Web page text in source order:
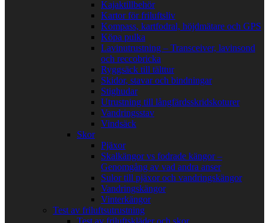
Kajaktillbehör
Kartor för friluftsliv
Kompass, kartfodral, höjdmätare och GPS
Köpa pulka
Lavinutrustning – Transceiver, lavinsond
och reccobricka
Ryggsäck till tälttur
Skidor, stavar och bindningar
Stighudar
Utrustning till långfärdsskridskoturer
Vandringsstav
Vindsäck
Skor
Pjäxor
Skalkängor vs fodrade kängor –
Genomgång av vad andra anser
Sulor till pjäxor och vandringskängor
Vandringskängor
Vinterkängor
Test av friluftsutrustning
Test av friluftskläder och skor